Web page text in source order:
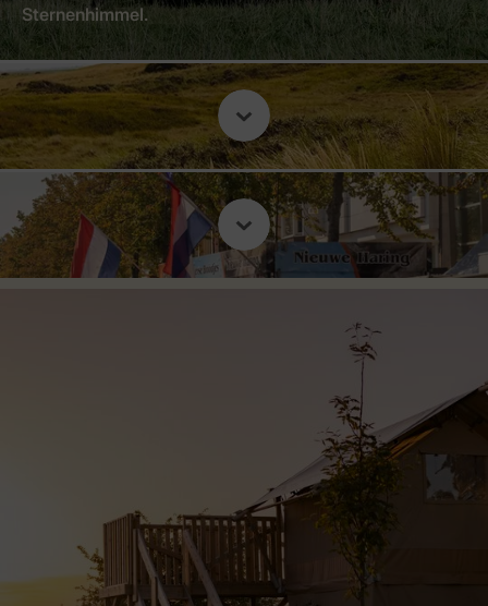
Sternenhimmel.